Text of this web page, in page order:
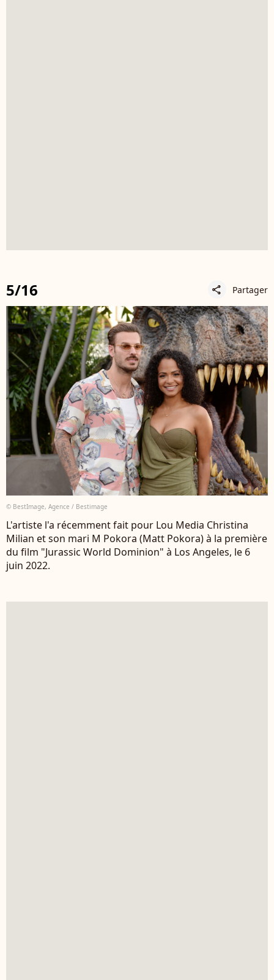
5/16 share Partager
© BestImage, Agence / Bestimage
L'artiste l'a récemment fait pour Lou Media Christina
Milian et son mari M Pokora (Matt Pokora) à la première
du film "Jurassic World Dominion" à Los Angeles, le 6
juin 2022.